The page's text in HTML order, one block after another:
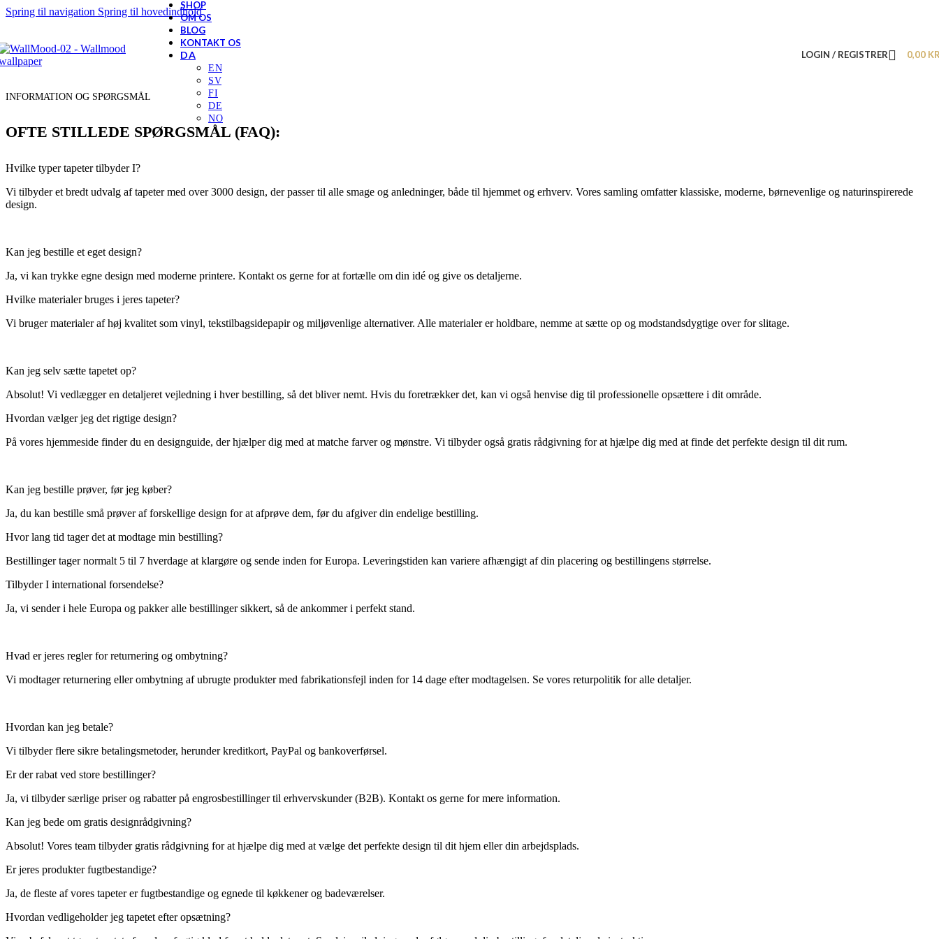
Spring til navigation Spring til hovedindhold
SHOP
OM OS
BLOG
KONTAKT OS
LOGIN / REGISTRER
0,00
INFORMATION OG SPØRGSMÅL
OFTE STILLEDE SPØRGSMÅL (FAQ):
Hvilke typer tapeter tilbyder I?
Vi tilbyder et bredt udvalg af tapeter med over 3000 design, der passer til alle smage og anledninger, både til hjemmet og erhverv. Vores samling omfatter klassiske, moderne, børnevenlige og naturinspirerede
design.
Kan jeg bestille et eget design?
Ja, vi kan trykke egne design med moderne printere. Kontakt os gerne for at fortælle om din idé og give os detaljerne.
Hvilke materialer bruges i jeres tapeter?
Vi bruger materialer af høj kvalitet som vinyl, tekstilbagsidepapir og miljøvenlige alternativer. Alle materialer er holdbare, nemme at sætte op og modstandsdygtige over for slitage.
Kan jeg selv sætte tapetet op?
Absolut! Vi vedlægger en detaljeret vejledning i hver bestilling, så det bliver nemt. Hvis du foretrækker det, kan vi også henvise dig til professionelle opsættere i dit område.
Hvordan vælger jeg det rigtige design?
På vores hjemmeside finder du en designguide, der hjælper dig med at matche farver og mønstre. Vi tilbyder også gratis rådgivning for at hjælpe dig med at finde det perfekte design til dit rum.
Kan jeg bestille prøver, før jeg køber?
Ja, du kan bestille små prøver af forskellige design for at afprøve dem, før du afgiver din endelige bestilling.
Hvor lang tid tager det at modtage min bestilling?
Bestillinger tager normalt 5 til 7 hverdage at klargøre og sende inden for Europa. Leveringstiden kan variere afhængigt af din placering og bestillingens størrelse.
Tilbyder I international forsendelse?
Ja, vi sender i hele Europa og pakker alle bestillinger sikkert, så de ankommer i perfekt stand.
Hvad er jeres regler for returnering og ombytning?
Vi modtager returnering eller ombytning af ubrugte produkter med fabrikationsfejl inden for 14 dage efter modtagelsen. Se vores returpolitik for alle detaljer.
Hvordan kan jeg betale?
Vi tilbyder flere sikre betalingsmetoder, herunder kreditkort, PayPal og bankoverførsel.
Er der rabat ved store bestillinger?
Ja, vi tilbyder særlige priser og rabatter på engrosbestillinger til erhvervskunder (B2B). Kontakt os gerne for mere information.
Kan jeg bede om gratis designrådgivning?
Absolut! Vores team tilbyder gratis rådgivning for at hjælpe dig med at vælge det perfekte design til dit hjem eller din arbejdsplads.
Er jeres produkter fugtbestandige?
Ja, de fleste af vores tapeter er fugtbestandige og egnede til køkkener og badeværelser.
Hvordan vedligeholder jeg tapetet efter opsætning?